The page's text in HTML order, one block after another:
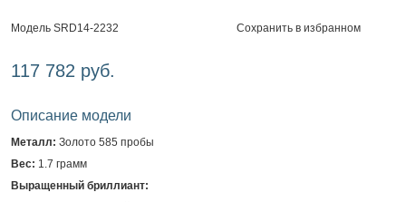
Модель SRD14-2232 Сохранить в избранном
117 782 руб.
Описание модели
Металл: Золото 585 пробы
Вес: 1.7 грамм
Выращенный бриллиант: